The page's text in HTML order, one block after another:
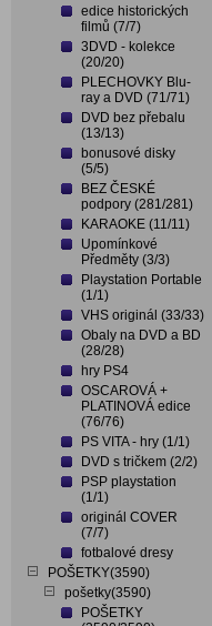
edice historických
filmů (7/7)
3DVD - kolekce
(20/20)
PLECHOVKY Blu-
ray a DVD (71/71)
DVD bez přebalu
(13/13)
bonusové disky
(5/5)
BEZ ČESKÉ
podpory (281/281)
KARAOKE (11/11)
Upomínkové
Předměty (3/3)
Playstation Portable
(1/1)
VHS originál (33/33)
Obaly na DVD a BD
(28/28)
hry PS4
OSCAROVÁ +
PLATINOVÁ edice
(76/76)
PS VITA - hry (1/1)
DVD s tričkem (2/2)
PSP playstation
(1/1)
originál COVER
(7/7)
fotbalové dresy
POŠETKY(3590)
pošetky(3590)
POŠETKY